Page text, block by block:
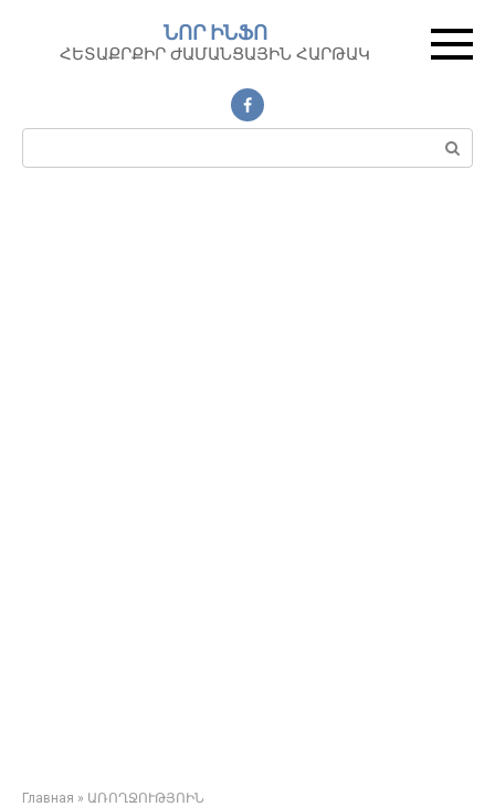
контенту
ՆՈՐ ԻՆՖՈ
ՀԵՏԱՔՐՔԻՐ ԺԱՄԱՆՑԱՅԻՆ ՀԱՐԹԱԿ
Поиск:
Главная » ԱՌՈՂՋՈՒԹՅՈԻՆ